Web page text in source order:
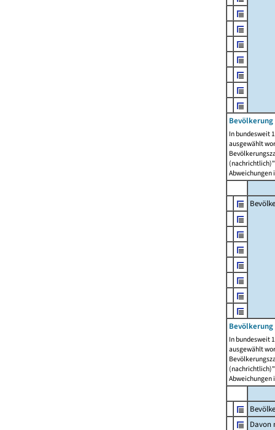
In bundesweit
ausgewählt
Abweichungen
In bundesweit
ausgewählt
Abweichungen
Davon